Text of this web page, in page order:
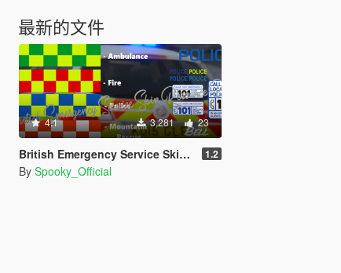
最新的文件
4.1 3,281 23
British Emergency Service Skin Resource Pack 1.2
By Spooky_Official